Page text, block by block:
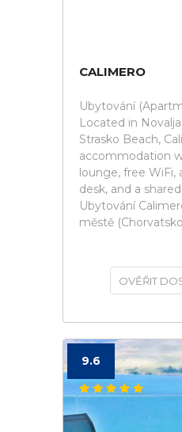
CALIMERO
Ubytování
Located in
Strasko Beach,
accommodation
lounge, free WiFi,
desk, and a
Ubytování
městě
OVĚŘIT
9.6